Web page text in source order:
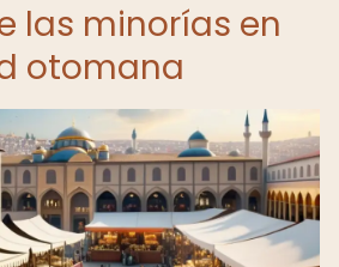
las minorías en
otomana